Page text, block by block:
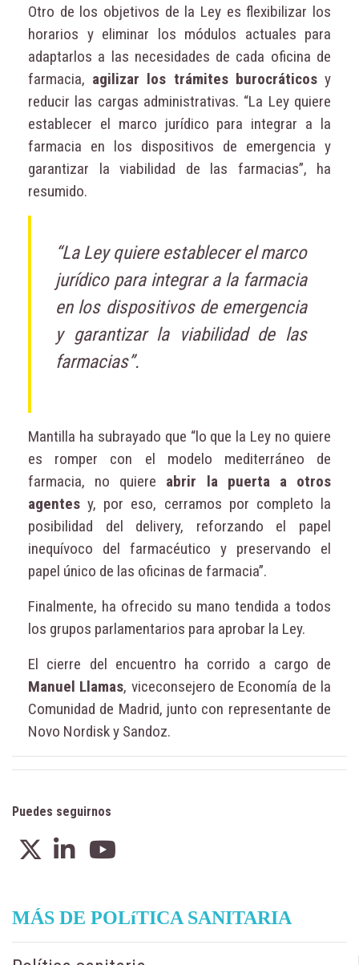
Otro de los objetivos de la Ley es flexibilizar los
horarios y eliminar los módulos actuales para
adaptarlos a las necesidades de cada oficina de
farmacia, agilizar los trámites burocráticosy
reducir las cargas administrativas. “La Ley quiere
establecer el marco jurídico para integrar a la
farmacia en los dispositivos de emergencia y
garantizar la viabilidad de las farmacias”, ha
resumido.
“La Ley quiere establecer el marco
jurídico para integrar a la farmacia
en los dispositivos de emergencia
y garantizar la viabilidad de las
farmacias”.
Mantilla ha subrayado que “lo que la Ley no quiere
es romper con el modelo mediterráneo de
farmacia, no quiere abrir la puerta a otros
agentes y, por eso, cerramos por completo la
posibilidad del delivery, reforzando el papel
inequívoco del farmacéutico y preservando el
papel único de las oficinas de farmacia”.
Finalmente, ha ofrecido su mano tendida a todos
los grupos parlamentarios para aprobar la Ley.
El cierre del encuentro ha corrido a cargo de
Manuel Llamas, viceconsejero de Economía de la
Comunidad de Madrid, junto con representante de
Novo Nordisk y Sandoz.
Puedes seguirnos
MÁS DE POLíTICA SANITARIA